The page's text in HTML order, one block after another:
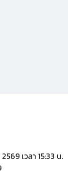
เวลา 15:33 น.